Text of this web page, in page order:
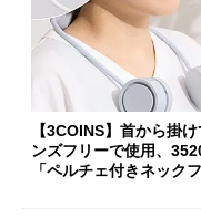
【3COINS】首から掛
ンズフリーで使用、
「ペルチェ付きネック